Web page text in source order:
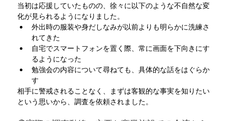
当初は応援していたものの、徐々に以下のような不自然な変
化が見られるようになりました。
外出時の服装や身だしなみが以前よりも明らかに洗練さ
れてきた
自宅でスマートフォンを置く際、常に画面を下向きにす
るようになった
勉強会の内容について尋ねても、具体的な話をはぐらか
す
相手に警戒されることなく、まずは客観的な事実を知りたい
という思いから、調査を依頼されました。